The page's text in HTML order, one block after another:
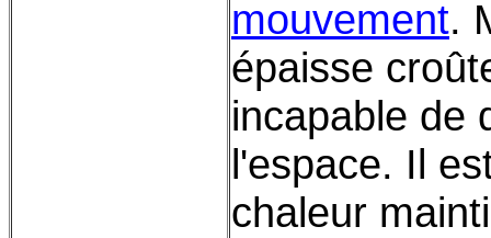
mouvement.
épaisse
incapable de
l'espace. Il
chaleur